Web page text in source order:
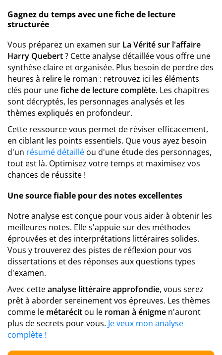
Gagnez du temps avec une fiche de lecture
structurée
Vous préparez un examen sur La Vérité sur l'affaire
Harry Quebert? Cette analyse détaillée vous offre une
synthèse claire et organisée. Plus besoin de perdre des
heures à relire le roman : retrouvez ici les éléments
clés pour unefiche de lecture complète. Les chapitres
sont décryptés, les personnages analysés et les
thèmes expliqués en profondeur.
Cette ressource vous permet de réviser efficacement,
en ciblant les points essentiels. Que vous ayez besoin
d'un résumé détaillé ou d'une étude des personnages,
tout est là. Optimisez votre temps et maximisez vos
chances de réussite !
Une source fiable pour des notes excellentes
Notre analyse est conçue pour vous aider à obtenir les
meilleures notes. Elle s'appuie sur des méthodes
éprouvées et des interprétations littéraires solides.
Vous y trouverez des pistes de réflexion pour vos
dissertations et des réponses aux questions types
d'examen.
Avec cetteanalyse littéraire approfondie, vous serez
prêt à aborder sereinement vos épreuves. Les thèmes
comme le métarécit ou le roman à énigme n'auront
plus de secrets pour vous. Je veux mon analyse
complète !